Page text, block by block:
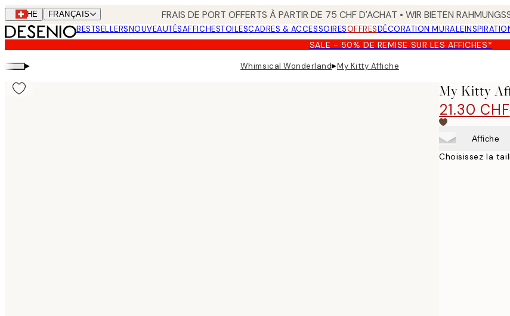
Skip
to
main
content.
CHE FRANÇAIS FRAIS DE PORT OFFERTS À PARTIR DE 75 CHF D'ACHAT • WIR BIETEN
BESTSELLERSNOUVEAUTÉSAFFICHESTOILESCADRES & ACCESSOIRESOFFRESDÉCORATION MURALE
SALE - 50% DE REMISE SUR LES AFFICHES*
▸ Whimsical Wonderland▸My Kitty Affiche
My Kitty
21.30 CHF
Affiche
Choisissez la